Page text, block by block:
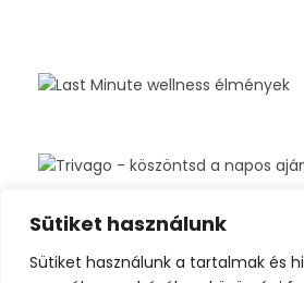
Sütiket használunk
Sütiket használunk a tartalmak és